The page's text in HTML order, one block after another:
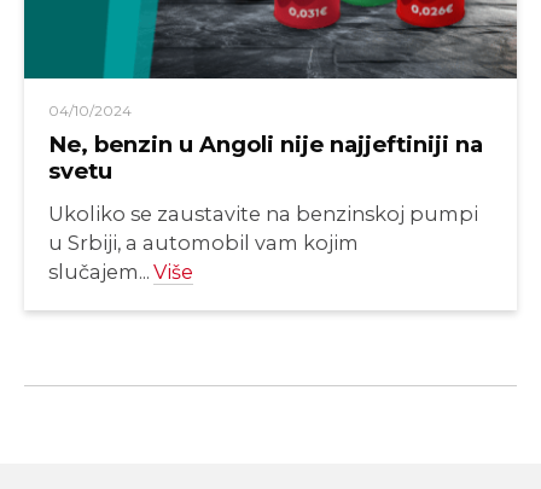
PRIJAVI LAŽNU VEST!
04/10/2024
Ne, benzin u Angoli nije najjeftiniji na
svetu
Ukoliko se zaustavite na benzinskoj pumpi
u Srbiji, a automobil vam kojim
slučajem... Više